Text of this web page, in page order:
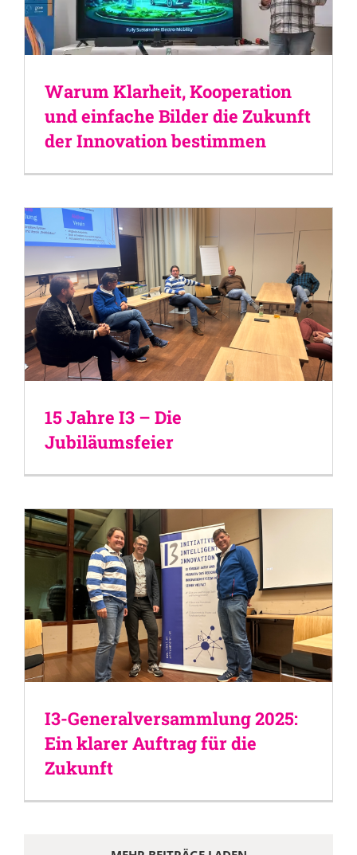
Warum Klarheit, Kooperation
und einfache Bilder die Zukunft
der Innovation bestimmen
15 Jahre I3 – Die
Jubiläumsfeier
I3-Generalversammlung 2025:
Ein klarer Auftrag für die
Zukunft